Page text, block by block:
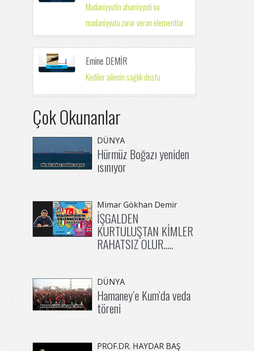
Mədəniyyətin əhəmiyyəti və
mədəniyyətə zərər verən elementlər
Emine DEMİR
Kediler ailenin sağlık dostu
Çok Okunanlar
DÜNYA
Hürmüz Boğazı yeniden
ısınıyor
Mimar Gökhan Demir
İŞGALDEN
KURTULUŞTAN KİMLER
RAHATSIZ OLUR.....
DÜNYA
Hamaney’e Kum’da veda
töreni
PROF.DR. HAYDAR BAŞ